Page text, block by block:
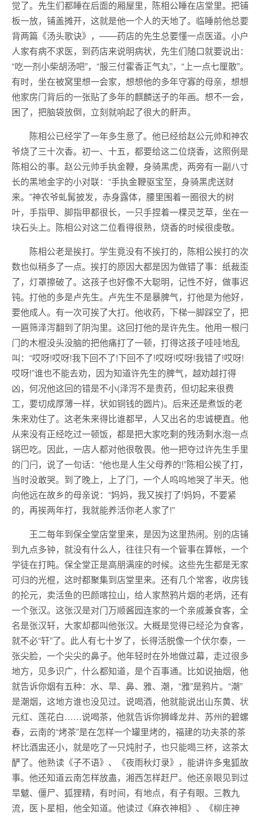
觉了。先生们都睡在后面的厢屋里，陈相公睡在店堂里。把铺
板一放，铺盖摊开，这就是他一个人的天地了。临睡前他总要
背两篇《汤头歌诀》，——药店的先生总要懂一点医道。小户
人家有病不求医，到药店来说明病状，先生们随口就要说出：
“吃一剂小柴胡汤吧”，“服三付霍香正气丸”，“上一点七厘散”。
有时，坐在被窝里想一会家，想想他的多年守寡的母亲，想想
他家房门背后的一张贴了多年的麒麟送子的年画。想不一会，
困了，把脑袋放倒，立刻就响起了很大的鼾声。
陈相公已经学了一年多生意了。他已经给赵公元帅和神农
爷烧了三十次香。初一、十五，都要给这二位烧香，这照例是
陈相公的事。赵公元帅手执金鞭，身骑黑虎，两旁有一副八寸
长的黑地金字的小对联：“手执金鞭驱宝至，身骑黑虎送财
来。”神农爷虬髯披发，赤身露体，腰里围着一圈很大的树
叶，手指甲、脚指甲都很长，一只手捏着一棵灵芝草，坐在一
块石头上。陈相公对这二位看得很熟，烧香的时候很虔敬。
陈相公老是挨打。学生竟没有不挨打的，陈相公挨打的次
数也似稍多了一点。挨打的原因大都是因为做错了事：纸裁歪
了，灯罩擦破了。这孩子也好像不大聪明，记性不好，做事迟
钝。打他的多是卢先生。卢先生不是暴脾气，打他是为他好，
要他成人。有一次可挨了大打。他收药，下梯一脚踩空了，把
一匾筛泽泻翻到了阴沟里。这回打他的是许先生。他用一根闩
门的木棍没头没脑的把他痛打了一顿，打得这孩子哇哇地乱
叫：“哎呀!哎呀!我下回不了!下回不了!哎呀!哎呀!我错了!哎呀!
哎呀!”谁也不能去劝，因为知道许先生的脾气，越劝越打得
凶，何况他这回的错是不小(泽泻不是贵药，但切起来很费
工，要切成厚薄一样，状如铜钱的圆片)。后来还是煮饭的老
朱来劝住了。这老朱来得比谁都早，人又出名的忠诚梗直。他
从来没有正经吃过一顿饭，都是把大家吃剩的残汤剩水泡一点
锅巴吃。因此，一店人都对他很敬畏。他一把夺过许先生手里
的门闩，说了一句话：“他也是人生父母养的!”陈相公挨了打，
当时没敢哭。到了晚上，上了门，一个人呜呜地哭了半天。他
向他远在故乡的母亲说：“妈妈，我又挨打了!妈妈，不要紧
的，再挨两年打，我就能养活你老人家了!”
王二每年到保全堂店堂里来，是因为这里热闹。别的店铺
到九点多钟，就没有什么人，往往只有一个管事在算帐，一个
学徒在打盹。保全堂正是高朋满座的时候。这些先生都是无家
可归的光棍，这时都聚集到店堂里来。还有几个常客，收房钱
的抡元，卖活鱼的巴颜喀拉山，给人家熬鸦片烟的老炳，还有
一个张汉。这张汉是对门万顺酱园连家的一个亲戚兼食客，全
名是张汉轩，大家却都叫他张汉。大概是觉得已经沦为食客，
就不必“轩”了。此人有七十岁了，长得活脱像一个伏尔泰，一
张尖脸，一个尖尖的鼻子。他年轻时在外地做过幕，走过很多
地方，见多识广，什么都知道，是个百事通。比如说抽烟，他
就告诉你烟有五种：水、旱、鼻、雅、潮，“雅”是鸦片。“潮”
是潮烟，这地方谁也没见过。说喝酒，他就能说出山东黄、状
元红、莲花白……说喝茶，他就告诉你狮峰龙井、苏州的碧螺
春，云南的“烤茶”是在怎样一个罐里烤的，福建的功夫茶的茶
杯比酒盅还小，就是吃了一只炖肘子，也只能喝三杯，这茶太
酽了。他熟读《子不语》、《夜雨秋灯录》，能讲许多鬼狐故
事。他还知道云南怎样放蛊，湘西怎样赶尸。他还亲眼见到过
旱魃、僵尸、狐狸精，有时间，有地点，有子有眼。三教九
流，医卜星相，他全知道。他读过《麻衣神相》、《柳庄神